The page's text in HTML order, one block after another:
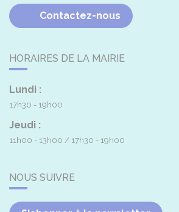
Contactez-nous
HORAIRES DE LA MAIRIE
Lundi :
17h30 - 19h00
Jeudi :
11h00 - 13h00 17h30 - 19h00
NOUS SUIVRE